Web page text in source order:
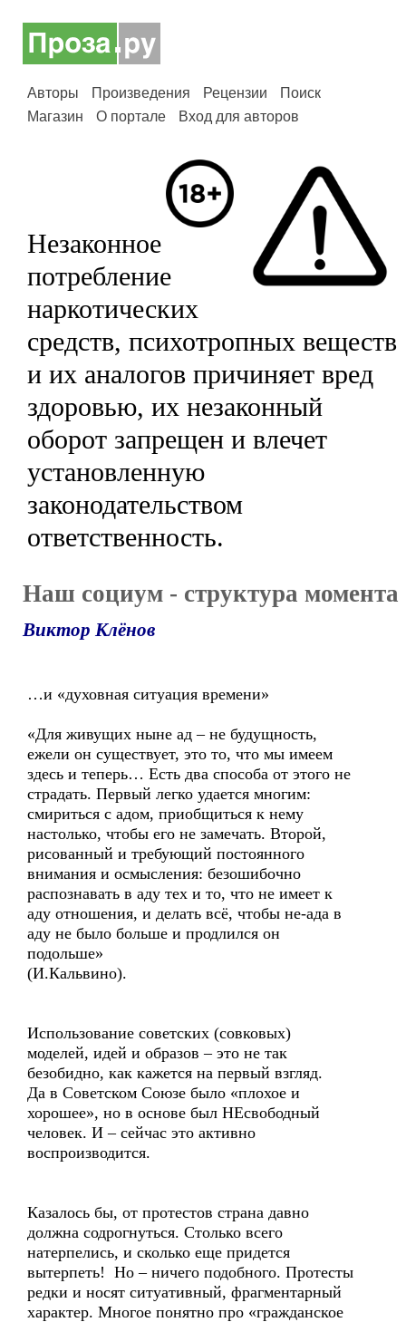
Авторы Произведения Рецензии
Поиск
Магазин
О портале Вход для авторов
Незаконное
потребление
наркотических
средств, психотропных веществ
и их аналогов причиняет вред
здоровью, их незаконный
оборот запрещен и влечет
установленную
законодательством
ответственность.
Наш социум - структура момента
Виктор Клёнов
…и «духовная ситуация времени»
«Для живущих ныне ад – не будущность,
ежели он существует, это то, что мы имеем
здесь и теперь… Есть два способа от этого не
страдать. Первый легко удается многим:
смириться с адом, приобщиться к нему
настолько, чтобы его не замечать. Второй,
рисованный и требующий постоянного
внимания и осмысления: безошибочно
распознавать в аду тех и то, что не имеет к
аду отношения, и делать всё, чтобы не-ада в
аду не было больше и продлился он
подольше»
(И.Кальвино).
Использование советских (совковых)
моделей, идей и образов – это не так
безобидно, как кажется на первый взгляд.
Да в Советском Союзе было «плохое и
хорошее», но в основе был НЕсвободный
человек. И – сейчас это активно
воспроизводится.
Казалось бы, от протестов страна давно
должна содрогнуться. Столько всего
натерпелись, и сколько еще придется
вытерпеть! Но – ничего подобного. Протесты
редки и носят ситуативный, фрагментарный
характер. Многое понятно про «гражданское